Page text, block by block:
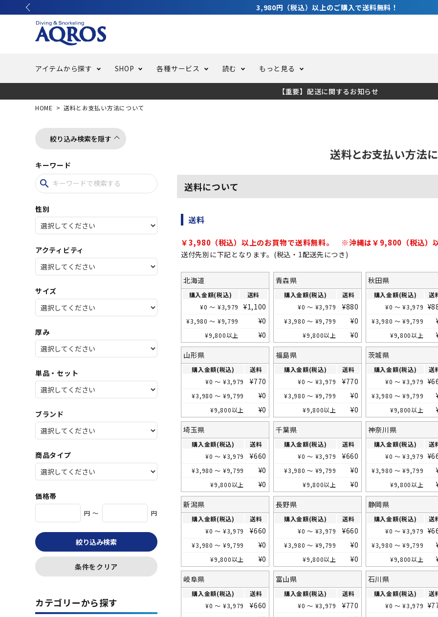
3,980円（税込）以上のご購入で送料無料！
アイテムから探す
ラッシュガード・水着・マリンウェア
フリースタイルダイビング
バッグ・ケース
スイミング サーフ
SALE
SHOP
池袋店／IKEBUKURO
各種サービス
バッテリー交換
読む
ニュース
でしか
もっと見る
ご利用ガイド
LINE ID連携でお買い物が便利に
求人
【重要】配送に関するお知らせ
HOME 送料とお支払い方法について
絞り込み検索を隠す
キーワード
search
性別
アクティビティ
サイズ
厚み
単品・セット
ブランド
商品タイプ
価格帯
円 ～ 円
絞り込み検索
条件をクリア
カテゴリーから探す
送料とお支払い方法
送料について
送料
送付先別に下記となります。(税込・1配送先につき)
北海道
購入金額(税込)
送料
¥0 ～ ¥3,979 ¥1,100
¥3,980 ～ ¥9,799 ¥0
¥9,800以上 ¥0
青森県
購入金額(税込)
送料
¥0 ～ ¥3,979 ¥880
¥3,980 ～ ¥9,799 ¥0
¥9,800以上 ¥0
秋田県
購入金額(税込)
送
¥0 ～ ¥3,979 ¥
¥3,980 ～ ¥9,799
¥9,800以上
山形県
購入金額(税込)
送料
¥0 ～ ¥3,979 ¥770
¥3,980 ～ ¥9,799 ¥0
¥9,800以上 ¥0
福島県
購入金額(税込)
送料
¥0 ～ ¥3,979 ¥770
¥3,980 ～ ¥9,799 ¥0
¥9,800以上 ¥0
茨城県
購入金額(税込)
送
¥0 ～ ¥3,979 ¥
¥3,980 ～ ¥9,799
¥9,800以上
埼玉県
購入金額(税込)
送料
¥0 ～ ¥3,979 ¥660
¥3,980 ～ ¥9,799 ¥0
¥9,800以上 ¥0
千葉県
購入金額(税込)
送料
¥0 ～ ¥3,979 ¥660
¥3,980 ～ ¥9,799 ¥0
¥9,800以上 ¥0
神奈川県
購入金額(税込)
送
¥0 ～ ¥3,979 ¥
¥3,980 ～ ¥9,799
¥9,800以上
新潟県
購入金額(税込)
送料
¥0 ～ ¥3,979 ¥660
¥3,980 ～ ¥9,799 ¥0
¥9,800以上 ¥0
長野県
購入金額(税込)
送料
¥0 ～ ¥3,979 ¥660
¥3,980 ～ ¥9,799 ¥0
¥9,800以上 ¥0
静岡県
購入金額(税込)
送
¥0 ～ ¥3,979 ¥
¥3,980 ～ ¥9,799
¥9,800以上
岐阜県
購入金額(税込)
送料
¥0 ～ ¥3,979 ¥660
富山県
購入金額(税込)
送料
¥0 ～ ¥3,979 ¥770
石川県
購入金額(税込)
送
¥0 ～ ¥3,979 ¥